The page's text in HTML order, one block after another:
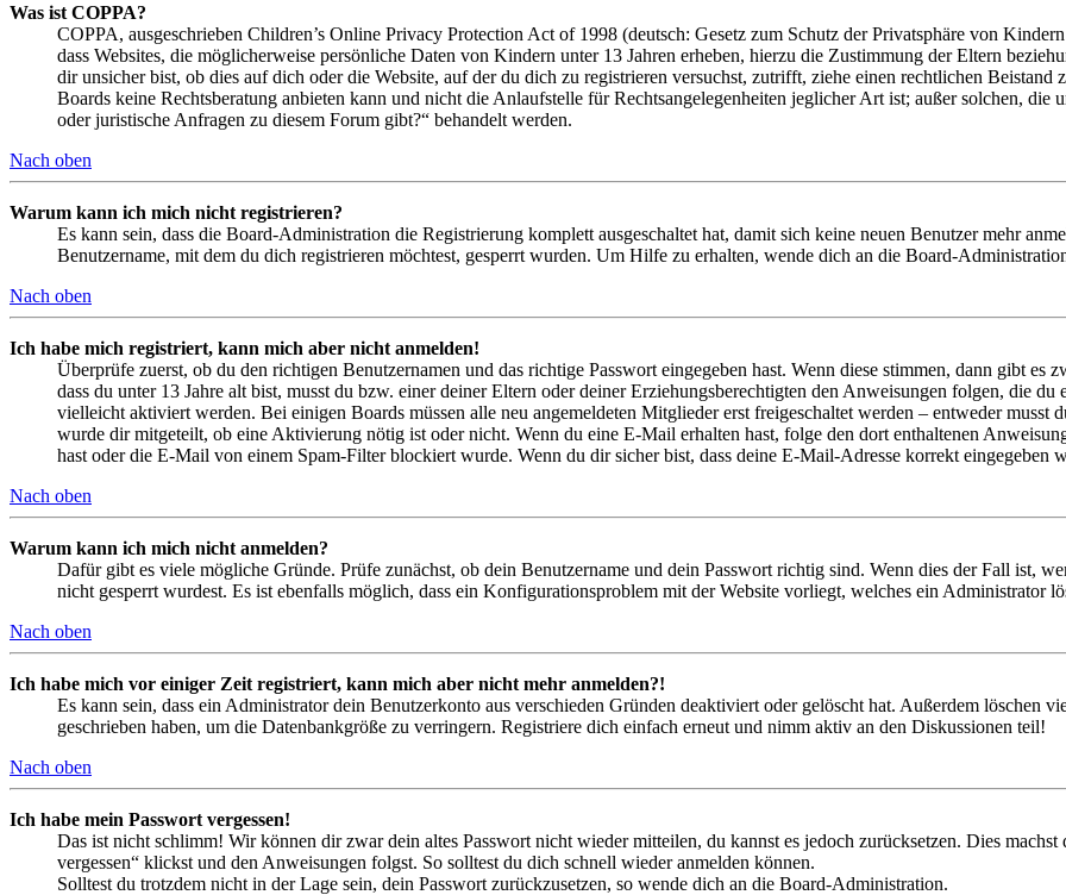
Was ist COPPA?
COPPA, ausgeschrieben Children’s Online Privacy Protection Act of 1998 (deutsch: Gesetz zum Schutz der Privatsphäre von
dass Websites, die möglicherweise persönliche Daten von Kindern unter 13 Jahren erheben, hierzu die Zustimmung der Eltern
dir unsicher bist, ob dies auf dich oder die Website, auf der du dich zu registrieren versuchst, zutrifft, ziehe einen rechtlichen
Boards keine Rechtsberatung anbieten kann und nicht die Anlaufstelle für Rechtsangelegenheiten jeglicher Art ist; außer solchen,
oder juristische Anfragen zu diesem Forum gibt?“ behandelt werden.
Nach oben
Warum kann ich mich nicht registrieren?
Es kann sein, dass die Board-Administration die Registrierung komplett ausgeschaltet hat, damit sich keine neuen Benutzer mehr
Benutzername, mit dem du dich registrieren möchtest, gesperrt wurden. Um Hilfe zu erhalten, wende dich an die Board-
Nach oben
Ich habe mich registriert, kann mich aber nicht anmelden!
Überprüfe zuerst, ob du den richtigen Benutzernamen und das richtige Passwort eingegeben hast. Wenn diese stimmen, dann gibt es
dass du unter 13 Jahre alt bist, musst du bzw. einer deiner Eltern oder deiner Erziehungsberechtigten den Anweisungen folgen, die
vielleicht aktiviert werden. Bei einigen Boards müssen alle neu angemeldeten Mitglieder erst freigeschaltet werden – entweder musst
wurde dir mitgeteilt, ob eine Aktivierung nötig ist oder nicht. Wenn du eine E-Mail erhalten hast, folge den dort enthaltenen
hast oder die E-Mail von einem Spam-Filter blockiert wurde. Wenn du dir sicher bist, dass deine E-Mail-Adresse korrekt eingegeben
Nach oben
Warum kann ich mich nicht anmelden?
Dafür gibt es viele mögliche Gründe. Prüfe zunächst, ob dein Benutzername und dein Passwort richtig sind. Wenn dies der Fall ist,
nicht gesperrt wurdest. Es ist ebenfalls möglich, dass ein Konfigurationsproblem mit der Website vorliegt, welches ein Administrator
Nach oben
Ich habe mich vor einiger Zeit registriert, kann mich aber nicht mehr anmelden?!
Es kann sein, dass ein Administrator dein Benutzerkonto aus verschieden Gründen deaktiviert oder gelöscht hat. Außerdem löschen
geschrieben haben, um die Datenbankgröße zu verringern. Registriere dich einfach erneut und nimm aktiv an den Diskussionen teil!
Nach oben
Ich habe mein Passwort vergessen!
Das ist nicht schlimm! Wir können dir zwar dein altes Passwort nicht wieder mitteilen, du kannst es jedoch zurücksetzen. Dies
vergessen“ klickst und den Anweisungen folgst. So solltest du dich schnell wieder anmelden können.
Solltest du trotzdem nicht in der Lage sein, dein Passwort zurückzusetzen, so wende dich an die Board-Administration.